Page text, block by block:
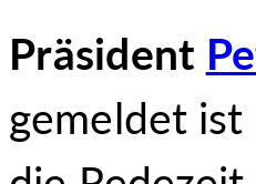
Präsident
gemeldet